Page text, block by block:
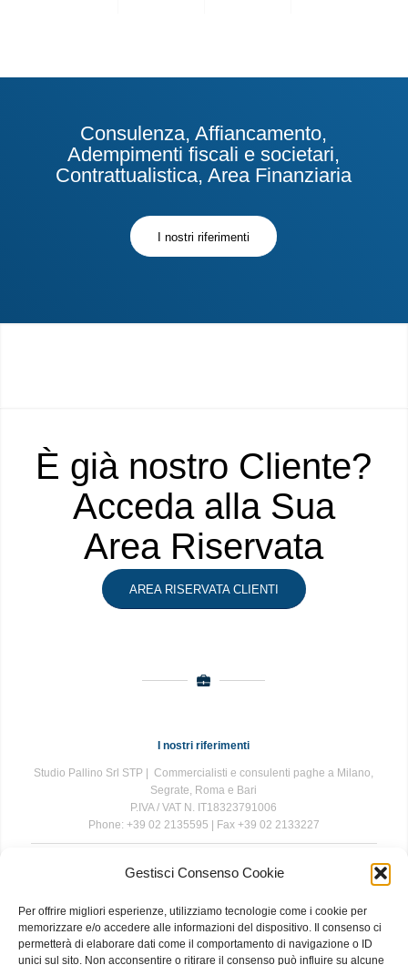
Gestisci Consenso Cookie
Per offrire migliori esperienze, utilizziamo tecnologie come i cookie per
memorizzare e/o accedere alle informazioni del dispositivo. Il consenso ci
permetterà di elaborare dati come il comportamento di navigazione o ID
unici sul sito. Non acconsentire o ritirare il consenso può influire su alcune
Consulenza, Affiancamento,
Adempimenti fiscali e societari,
Contrattualistica, Area Finanziaria
I nostri riferimenti
È già nostro Cliente?
Acceda alla Sua
Area Riservata
AREA RISERVATA CLIENTI
I nostri riferimenti
Studio Pallino Srl STP | Commercialisti e consulenti paghe a Milano,
Segrate, Roma e Bari
P.IVA / VAT N. IT18323791006
Phone: +39 02 2135595 | Fax +39 02 2133227
The information contained in this website is for general information
while we endeavour to keep the information up to date and correct, we
make no representations or warranties of any kind, express or implied,
about the completeness, accuracy, reliability, suitability or availability